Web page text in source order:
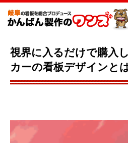
視界に入るだけで購入
カーの看板デザインと